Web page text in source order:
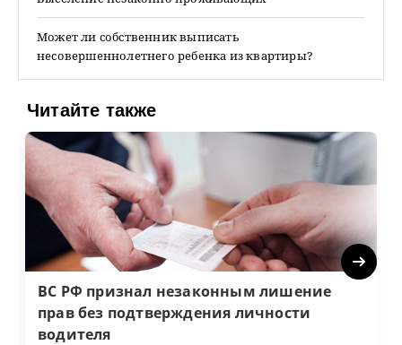
Может ли собственник выписать
несовершеннолетнего ребенка из квартиры?
Читайте также
ВС РФ признал незаконным лишение
прав без подтверждения личности
водителя
Next